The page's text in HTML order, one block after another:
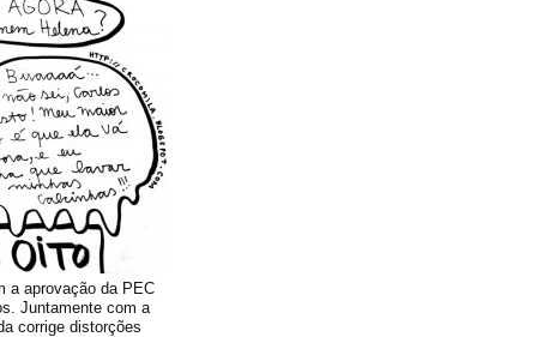
a aprovação da PEC
Juntamente com a
corrige distorções